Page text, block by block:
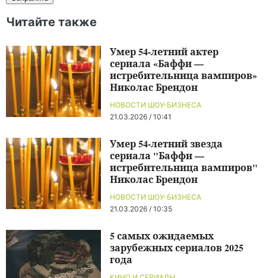
Читайте также
НОВОСТИ ШОУ-БИЗНЕСА
21.03.2026 / 10:41
Умер 54-летний актер
сериала «Баффи —
истребительница вампиров»
Николас Брендон
НОВОСТИ ШОУ-БИЗНЕСА
21.03.2026 / 10:35
Умер 54-летний звезда
сериала "Баффи —
истребительница вампиров"
Николас Брендон
5 самых ожидаемых
зарубежных сериалов 2025
года